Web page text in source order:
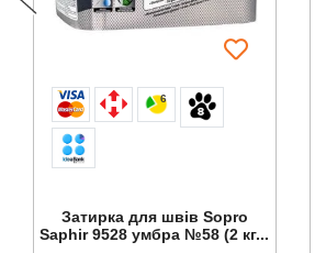
6
Затирка для швів Sopro
Saphir 9528 умбра №58 (2 кг...